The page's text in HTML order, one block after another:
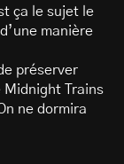
ça le sujet le
manière
préserver
Midnight Trains
ne dormira